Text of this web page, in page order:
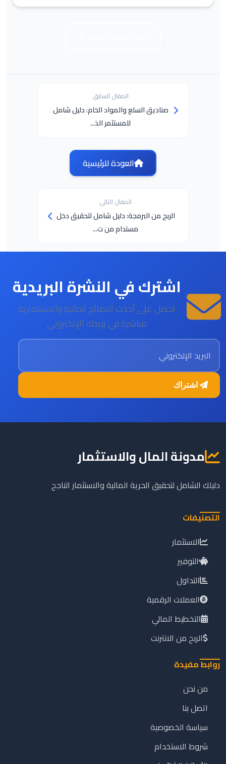
المقال السابق
صناديق السلع والمواد الخام: دليل شامل
للمستثمر الذ...
العودة للرئيسية
المقال التالي
الربح من البرمجة: دليل شامل لتحقيق دخل
مستدام من ت...
اشترك في النشرة البريدية
احصل على أحدث النصائح المالية والاستثمارية
مباشرة في بريدك الإلكتروني
البريد الإلكتروني
مدونة المال والاستثمار
دليلك الشامل لتحقيق الحرية المالية والاستثمار الناجح
التصنيفات
الاستثمار
التوفير
التداول
العملات الرقمية
التخطيط المالي
الربح من الانترنت
روابط مفيدة
من نحن
اتصل بنا
سياسة الخصوصية
شروط الاستخدام